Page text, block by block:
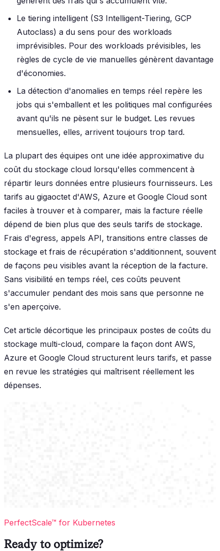
Le tiering intelligent (S3 Intelligent-Tiering, GCP
Autoclass) a du sens pour des workloads
imprévisibles. Pour des workloads prévisibles, les
règles de cycle de vie manuelles génèrent davantage
d'économies.
La détection d'anomalies en temps réel repère les
jobs qui s'emballent et les politiques mal configurées
avant qu'ils ne pèsent sur le budget. Les revues
mensuelles, elles, arrivent toujours trop tard.
La plupart des équipes ont une idée approximative du
coût du stockage cloud lorsqu'elles commencent à
répartir leurs données entre plusieurs fournisseurs. Les
tarifs au gigaoctet d'AWS, Azure et Google Cloud sont
faciles à trouver et à comparer, mais la facture réelle
dépend de bien plus que des seuls tarifs de stockage.
Frais d'egress, appels API, transitions entre classes de
stockage et frais de récupération s'additionnent, souvent
de façons peu visibles avant la réception de la facture.
Sans visibilité en temps réel, ces coûts peuvent
s'accumuler pendant des mois sans que personne ne
s'en aperçoive.
Cet article décortique les principaux postes de coûts du
stockage multi-cloud, compare la façon dont AWS,
Azure et Google Cloud structurent leurs tarifs, et passe
en revue les stratégies qui maîtrisent réellement les
dépenses.
PerfectScale™ for Kubernetes
Ready to optimize?